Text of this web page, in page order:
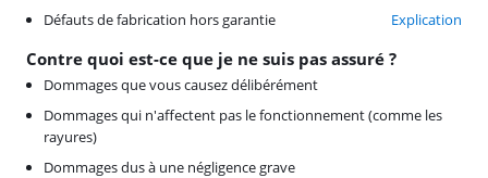
Défauts de fabrication hors garantie
Explication
Contre quoi est-ce que je ne suis pas assuré ?
Dommages que vous causez délibérément
Dommages qui n'affectent pas le fonctionnement (comme les
rayures)
Dommages dus à une négligence grave